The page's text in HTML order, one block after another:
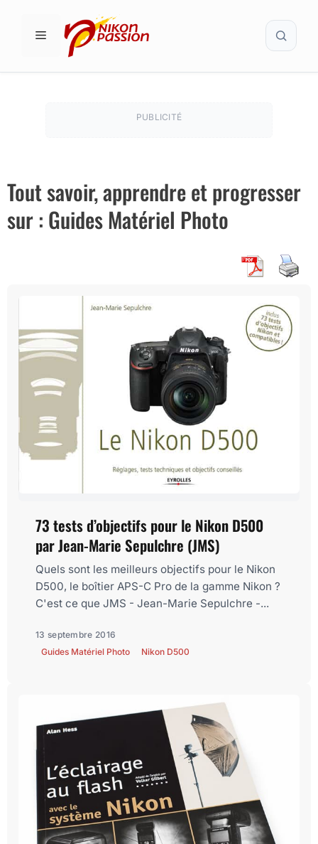
MENU
PUBLICITÉ
Tout savoir, apprendre et progresser
sur : Guides Matériel Photo
73 tests d’objectifs pour le Nikon D500
par Jean-Marie Sepulchre (JMS)
Quels sont les meilleurs objectifs pour le Nikon
D500, le boîtier APS-C Pro de la gamme Nikon ?
C'est ce que JMS - Jean-Marie Sepulchre -...
13 septembre 2016
Guides Matériel Photo
Nikon D500